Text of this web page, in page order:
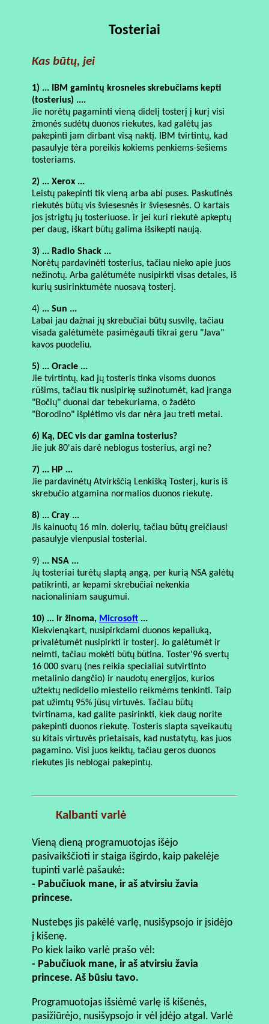
Tosteriai
Kas būtų, jei
1) ... IBM gamintų krosneles skrebučiams kepti
(tosterius) ....
Jie norėtų pagaminti vieną didelį tosterį į kurį visi
žmonės sudėtų duonos riekutes, kad galėtų jas
pakepinti jam dirbant visą naktį. IBM tvirtintų, kad
pasaulyje tėra poreikis kokiems penkiems-šešiems
tosteriams.
2) ... Xerox ...
Leistų pakepinti tik vieną arba abi puses. Paskutinės
riekutės būtų vis šviesesnės ir šviesesnės. O kartais
jos įstrigtų jų tosteriuose. ir jei kuri riekutė apkeptų
per daug, iškart būtų galima išsikepti naują.
3) ... Radio Shack ...
Norėtų pardavinėti tosterius, tačiau nieko apie juos
nežinotų. Arba galėtumėte nusipirkti visas detales, iš
kurių susirinktumėte nuosavą tosterį.
4) ... Sun ...
Labai jau dažnai jų skrebučiai būtų susvilę, tačiau
visada galėtumėte pasimėgauti tikrai geru "Java"
kavos puodeliu.
5) ... Oracle ...
Jie tvirtintų, kad jų tosteris tinka visoms duonos
rūšims, tačiau tik nusipirkę sužinotumėt, kad įranga
"Bočių" duonai dar tebekuriama, o žadėto
"Borodino" išplėtimo vis dar nėra jau treti metai.
6) Ką, DEC vis dar gamina tosterius?
Jie juk 80'ais darė neblogus tosterius, argi ne?
7) ... HP ...
Jie pardavinėtų Atvirkščią Lenkišką Tosterį, kuris iš
skrebučio atgamina normalios duonos riekutę.
8) ... Cray ...
Jis kainuotų 16 mln. dolerių, tačiau būtų greičiausi
pasaulyje vienpusiai tosteriai.
9) ... NSA ...
Jų tosteriai turėtų slaptą angą, per kurią NSA galėtų
patikrinti, ar kepami skrebučiai nekenkia
nacionaliniam saugumui.
10) ... ir žinoma, Microsoft ...
Kiekvienąkart, nusipirkdami duonos kepaliuką,
privalėtumėt nusipirkti ir tosterį. Jo galėtumėt ir
neimti, tačiau mokėti būtų būtina. Toster'96 svertų
16 000 svarų (nes reikia specialiai sutvirtinto
metalinio dangčio) ir naudotų energijos, kurios
užtektų nedidelio miestelio reikmėms tenkinti. Taip
pat užimtų 95% jūsų virtuvės. Tačiau būtų
tvirtinama, kad galite pasirinkti, kiek daug norite
pakepinti duonos riekutę. Tosteris slapta sąveikautų
su kitais virtuvės prietaisais, kad nustatytų, kas juos
pagamino. Visi juos keiktų, tačiau geros duonos
riekutes jis neblogai pakepintų.
Kalbanti varlė
Vieną dieną programuotojas išėjo
pasivaikščioti ir staiga išgirdo, kaip pakelėje
tupinti varlė pašaukė:
- Pabučiuok mane, ir aš atvirsiu žavia
princese.
Nustebęs jis pakėlė varlę, nusišypsojo ir įsidėjo
į kišenę.
Po kiek laiko varlė prašo vėl:
- Pabučiuok mane, ir aš atvirsiu žavia
princese. Aš būsiu tavo.
Programuotojas išsiėmė varlę iš kišenės,
pasižiūrėjo, nusišypsojo ir vėl įdėjo atgal. Varlė